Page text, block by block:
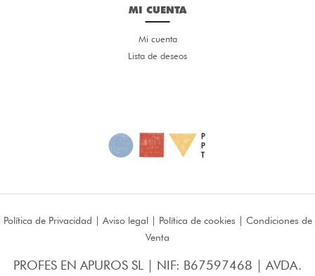
MI CUENTA
Mi cuenta
Lista de deseos
Política de Privacidad | Aviso legal| Política de cookies | Condiciones de
Venta
PROFES EN APUROS SL | NIF: B67597468 | AVDA.